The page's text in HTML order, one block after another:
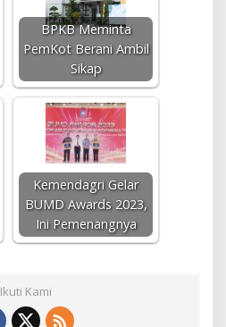
BPKB Meminta
PemKot Berani Ambil
Sikap
Kemendagri Gelar
BUMD Awards 2023,
Ini Pemenangnya
Ikuti Kami